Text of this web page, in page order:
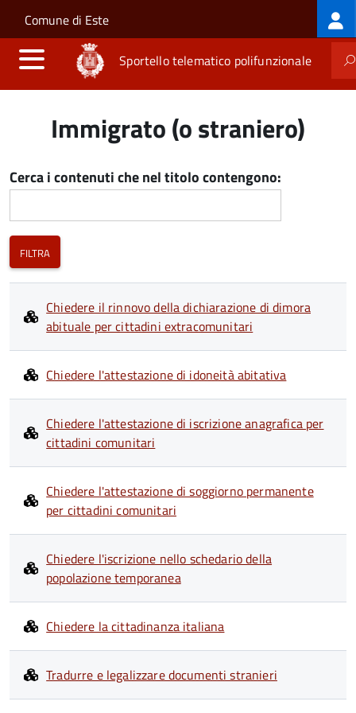
Salta al contenuto principale
Skip to site navigation
Comune di Este
Sportello telematico polifunzionale
Immigrato (o straniero)
Cerca i contenuti che nel titolo contengono:
Chiedere il rinnovo della dichiarazione di dimora
abituale per cittadini extracomunitari
Chiedere l'attestazione di idoneità abitativa
Chiedere l'attestazione di iscrizione anagrafica per
cittadini comunitari
Chiedere l'attestazione di soggiorno permanente
per cittadini comunitari
Chiedere l'iscrizione nello schedario della
popolazione temporanea
Chiedere la cittadinanza italiana
Tradurre e legalizzare documenti stranieri